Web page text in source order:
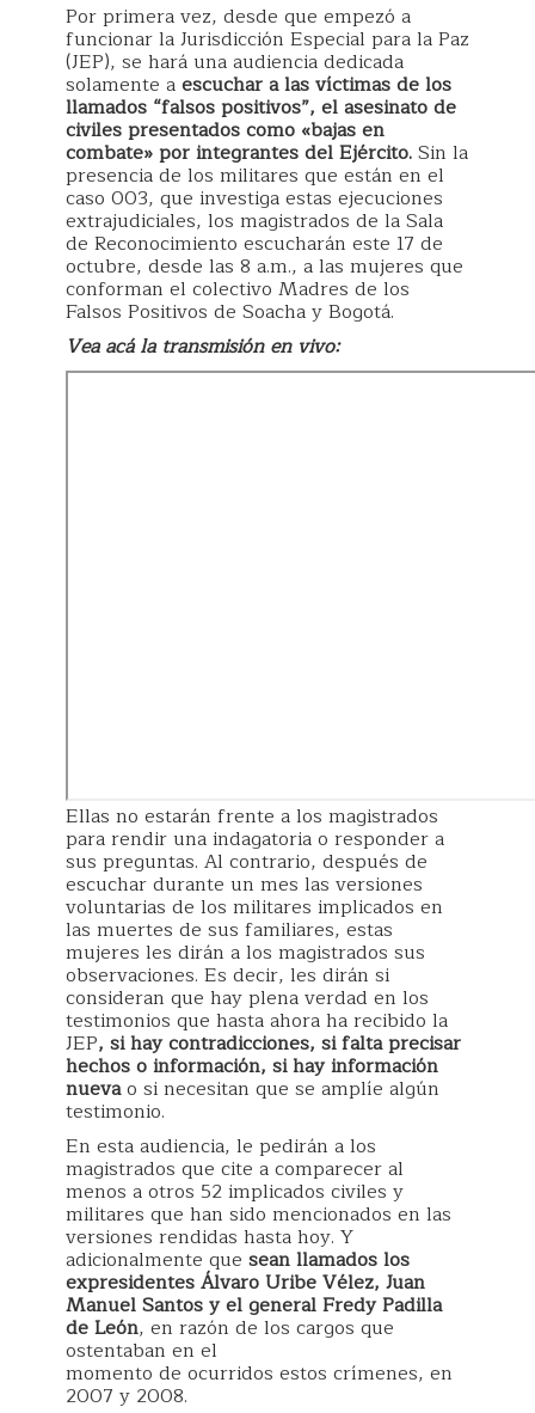
Por primera vez, desde que empezó a
funcionar la Jurisdicción Especial para la Paz
(JEP), se hará una audiencia dedicada
solamente aescuchar a las víctimas de los
llamados “falsos positivos”, el asesinato de
civiles presentados como «bajas en
combate» por integrantes del Ejército.Sin la
presencia de los militares que están en el
caso 003, que investiga estas ejecuciones
extrajudiciales, los magistrados de la Sala
de Reconocimiento escucharán este 17 de
octubre, desde las 8 a.m., a las mujeres que
conforman el colectivo Madres de los
Falsos Positivos de Soacha y Bogotá.
Vea acá la transmisión en vivo:
Ellas no estarán frente a los magistrados
para rendir una indagatoria o responder a
sus preguntas. Al contrario, después de
escuchar durante un mes las versiones
voluntarias de los militares implicados en
las muertes de sus familiares, estas
mujeres les dirán a los magistrados sus
observaciones. Es decir, les dirán si
consideran que hay plena verdad en los
testimonios que hasta ahora ha recibido la
JEP, si hay contradicciones, si falta precisar
hechos o información, si hay información
nuevao si necesitan que se amplíe algún
testimonio.
En esta audiencia, le pedirán a los
magistrados que cite a comparecer al
menos a otros 52 implicados civiles y
militares que han sido mencionados en las
versiones rendidas hasta hoy. Y
adicionalmente que sean llamados los
expresidentes Álvaro Uribe Vélez, Juan
Manuel Santos y el general Fredy Padilla
de León, en razón de los cargos que
ostentaban en el
momento de ocurridos estos crímenes, en
2007 y 2008.